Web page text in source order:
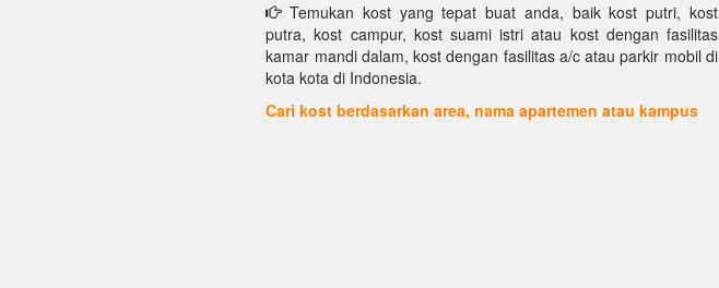
Temukan kost yang tepat buat anda, baik kost putri, kost
putra, kost campur, kost suami istri atau kost dengan fasilitas
kamar mandi dalam, kost dengan fasilitas a/c atau parkir mobil di
kota kota di Indonesia.
Cari kost berdasarkan area, nama apartemen atau kampus